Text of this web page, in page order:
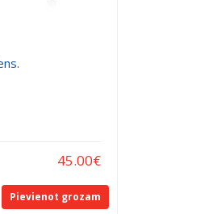
45.00€
Pievienot grozam